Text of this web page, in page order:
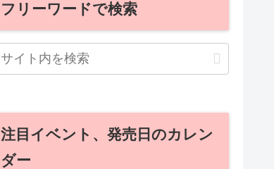
フリーワードで検索
注目イベント、発売日のカレン
ダー